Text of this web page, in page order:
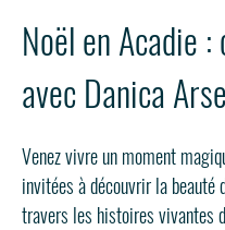
Noël en Acadie
avec Danica
Venez vivre un moment
invitées à découvrir la beauté
travers les histoires vivantes